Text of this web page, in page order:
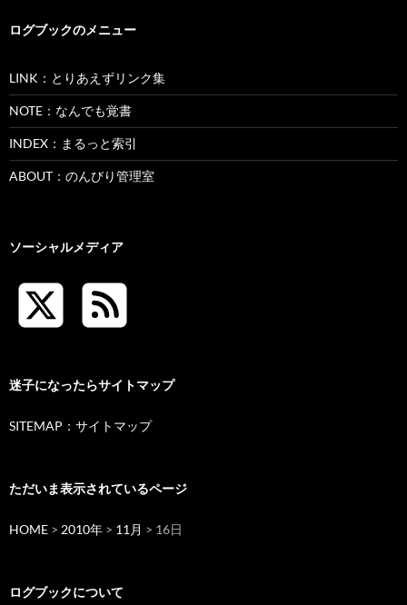
ログブックのメニュー
LINK：とりあえずリンク集
NOTE：なんでも覚書
INDEX：まるっと索引
ABOUT：のんびり管理室
ソーシャルメディア
迷子になったらサイトマップ
SITEMAP：サイトマップ
ただいま表示されているページ
HOME > 2010年 > 11月 > 16日
ログブックについて